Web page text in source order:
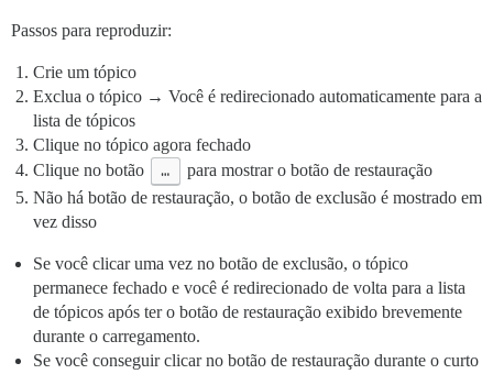
Passos para reproduzir:
Crie um tópico
Exclua o tópico → Você é redirecionado automaticamente para a
lista de tópicos
Clique no tópico agora fechado
Clique no botão
…
para mostrar o botão de restauração
Não há botão de restauração, o botão de exclusão é mostrado em
vez disso
Se você clicar uma vez no botão de exclusão, o tópico
permanece fechado e você é redirecionado de volta para a lista
de tópicos após ter o botão de restauração exibido brevemente
durante o carregamento.
Se você conseguir clicar no botão de restauração durante o curto